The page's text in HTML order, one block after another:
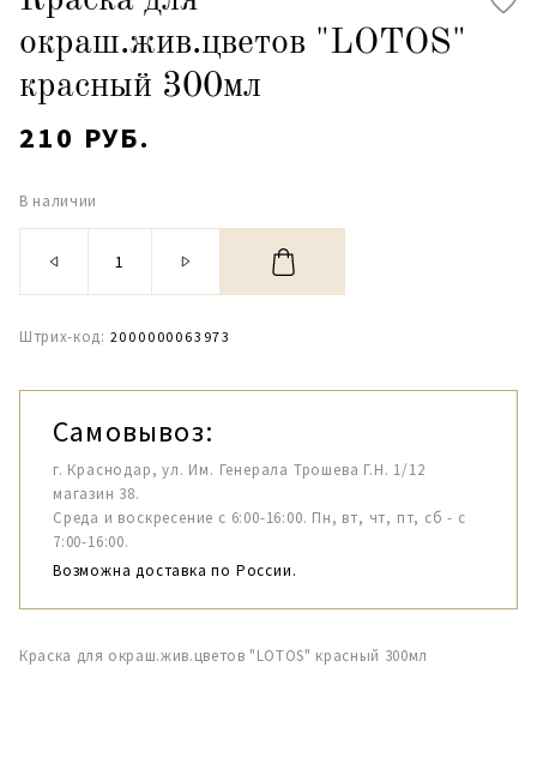
окраш.жив.цветов "LOTOS"
красный 300мл
210 РУБ.
В наличии
Штрих-код: 2000000063973
Самовывоз:
г. Краснодар, ул. Им. Генерала Трошева Г.Н. 1/12
магазин 38.
Среда и воскресение с 6:00-16:00. Пн, вт, чт, пт, сб - с
7:00-16:00.
Возможна доставка по России.
Краска для окраш.жив.цветов "LOTOS" красный 300мл